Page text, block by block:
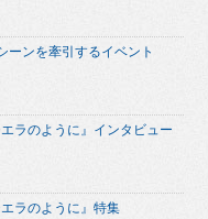
ーンを牽引するイベント
ラのように』インタビュー
ラのように』特集